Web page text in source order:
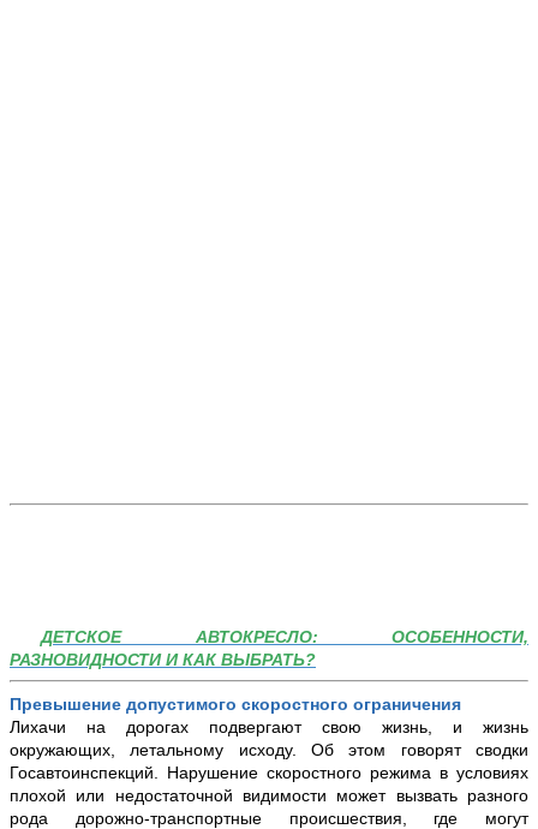
ДЕТСКОЕ АВТОКРЕСЛО: ОСОБЕННОСТИ,
РАЗНОВИДНОСТИ И КАК ВЫБРАТЬ?
Превышение допустимого скоростного ограничения
Лихачи на дорогах подвергают свою жизнь, и жизнь
окружающих, летальному исходу. Об этом говорят сводки
Госавтоинспекций. Нарушение скоростного режима в условиях
плохой или недостаточной видимости может вызвать разного
рода дорожно-транспортные происшествия, где могут